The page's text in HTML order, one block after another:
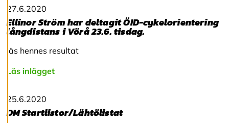
a
a
l
l
a
c
o
o
i
e
s
27.6.2020
Ellinor Ström har deltagit ÖID-cykelorientering
långdistans i Vörå 23.6. tisdag.
läs hennes resultat
Läs inlägget
25.6.2020
DM Startlistor/Lähtölistat